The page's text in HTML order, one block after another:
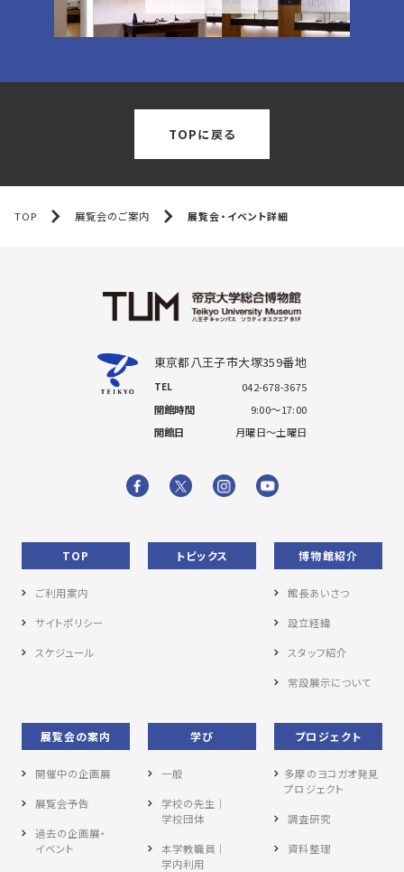
TOPに戻る
TOP 展覧会のご案内 展覧会・イベント詳細
TOP
ご利用案内
サイトポリシー
スケジュール
トピックス 博物館紹介
館長あいさつ
設立経緯
スタッフ紹介
常設展示について
展覧会の案内
開催中の企画展
展覧会予告
過去の企画展・
イベント
学び
一般
学校の先生｜
学校団体
本学教職員｜
学内利用
プロジェクト
多摩のヨコガオ発見
プロジェクト
調査研究
資料整理
東京都八王子市大塚359番地
TEL
042-678-3675
開館時間
9:00～17:00
開館日
月曜日～土曜日